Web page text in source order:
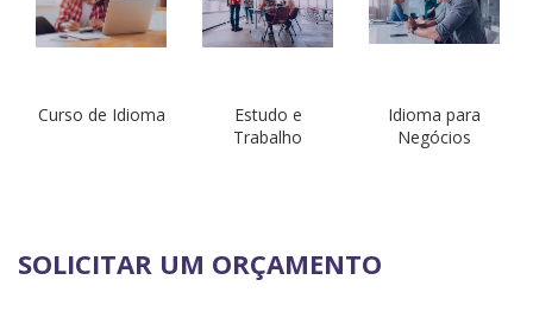
Curso de Idioma
Estudo e
Trabalho
Idioma para
Negócios
SOLICITAR UM ORÇAMENTO